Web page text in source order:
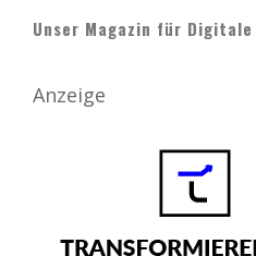
Unser Magazin für
Anzeige